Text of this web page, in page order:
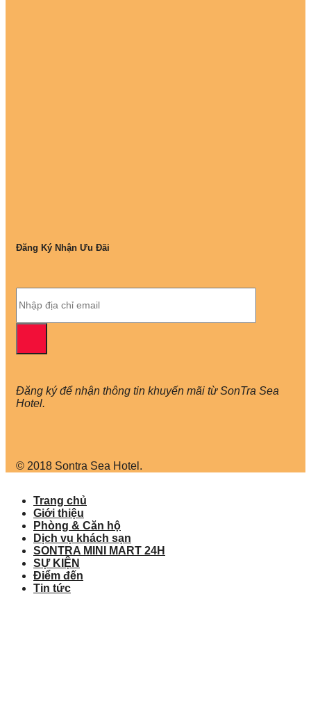
Đăng Ký Nhận Ưu Đãi
Đăng ký để nhận thông tin khuyến mãi từ SonTra Sea
Hotel.
© 2018 Sontra Sea Hotel.
Trang chủ
Giới thiệu
Phòng & Căn hộ
Dịch vụ khách sạn
SONTRA MINI MART 24H
SỰ KIỆN
Điểm đến
Tin tức